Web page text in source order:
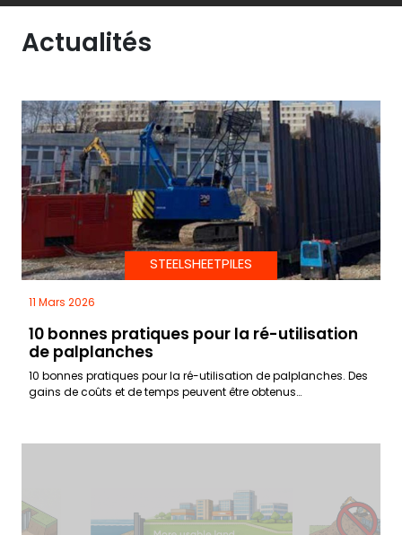
Actualités
STEELSHEETPILES
11 Mars 2026
10 bonnes pratiques pour la ré-utilisation
de palplanches
10 bonnes pratiques pour la ré-utilisation de palplanches. Des
gains de coûts et de temps peuvent être obtenus…